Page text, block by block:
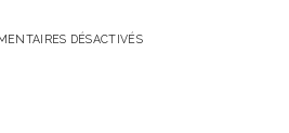
DÉSACTIVÉS